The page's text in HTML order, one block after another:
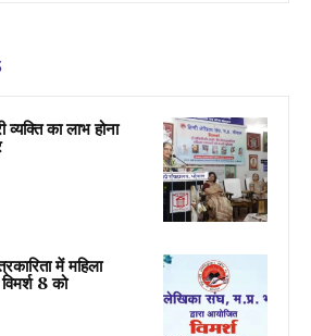
का लाभ होना
में महिला
8 को